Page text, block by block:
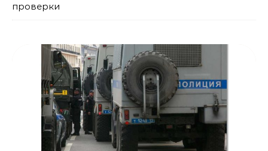
проверки